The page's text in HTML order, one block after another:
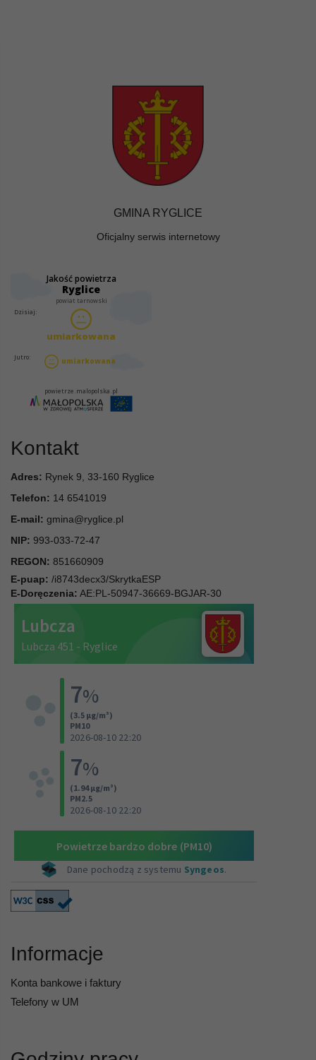
GMINA RYGLICE
Oficjalny serwis internetowy
Kontakt
Adres: Rynek 9, 33-160 Ryglice
Telefon: 14 6541019
E-mail: gmina@ryglice.pl
NIP: 993-033-72-47
REGON: 851660909
E-puap: /i8743decx3/SkrytkaESP
E-Doręczenia: AE:PL-50947-36669-BGJAR-30
Informacje
Konta bankowe i faktury
Telefony w UM